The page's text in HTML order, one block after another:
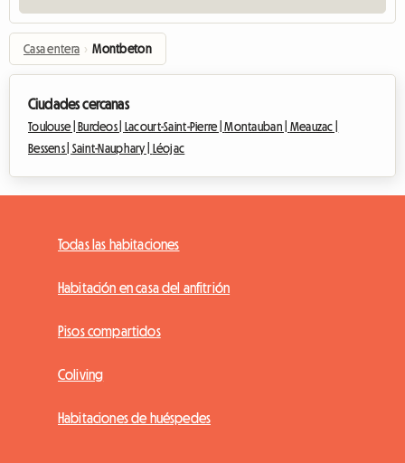
Casa entera › Montbeton
Ciudades cercanas
Toulouse |Burdeos | Lacourt-Saint-Pierre |Montauban | Meauzac |
Bessens | Saint-Nauphary | Léojac
Todas las habitaciones
Habitación en casa del anfitrión
Pisos compartidos
Coliving
Habitaciones de huéspedes